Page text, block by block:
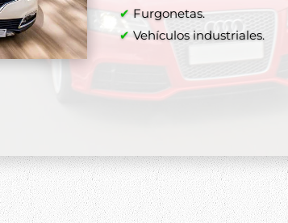
✔ Furgonetas.
✔ Vehículos industriales.